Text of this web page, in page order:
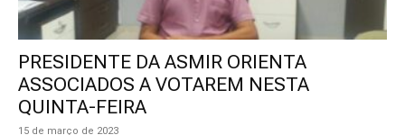
PRESIDENTE DA ASMIR ORIENTA
ASSOCIADOS A VOTAREM NESTA
QUINTA-FEIRA
15 de março de 2023